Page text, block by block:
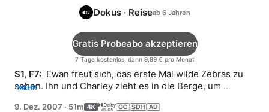
Dokus · Reise
7 Tage kostenlos, dann 9,99 € pro Monat
Gratis Probeabo akzeptieren
S1, F7: Ewan freut sich, das erste Mal wilde Zebras zu
sehen. Ihn und Charley zieht es in die Berge, um
MEHR
9. Dez. 2007 · 51m